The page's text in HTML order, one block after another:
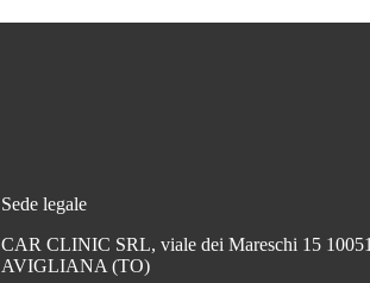
Sede legale
CAR CLINIC SRL, viale dei Mareschi 15
AVIGLIANA (TO)